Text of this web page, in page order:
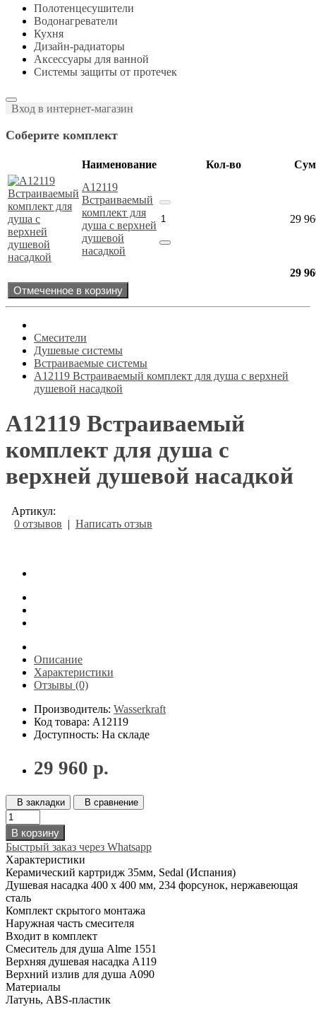
Полотенцесушители
Водонагреватели
Кухня
Дизайн-радиаторы
Аксессуары для ванной
Системы защиты от протечек
Вход в интернет-магазин
Соберите комплект
Наименование Кол-во
A12119
Встраиваемый
комплект для
душа с верхней
душевой
насадкой
29
29
Отмеченное в корзину
Смесители
Душевые системы
Встраиваемые системы
A12119 Встраиваемый комплект для душа с верхней
душевой насадкой
A12119 Встраиваемый
комплект для душа с
верхней душевой насадкой
Артикул:
0 отзывов | Написать отзыв
Описание
Характеристики
Отзывы (0)
Производитель: Wasserkraft
Код товара: A12119
Доступность: На складе
29 960 р.
В закладки В сравнение
В корзину
Быстрый заказ через Whatsapp
Характеристики
Керамический картридж 35мм, Sedal (Испания)
Душевая насадка 400 x 400 мм, 234 форсунок, нержавеющая
сталь
Комплект скрытого монтажа
Наружная часть смесителя
Входит в комплект
Смеситель для душа Alme 1551
Верхняя душевая насадка A119
Верхний излив для душа A090
Материалы
Латунь, ABS-пластик